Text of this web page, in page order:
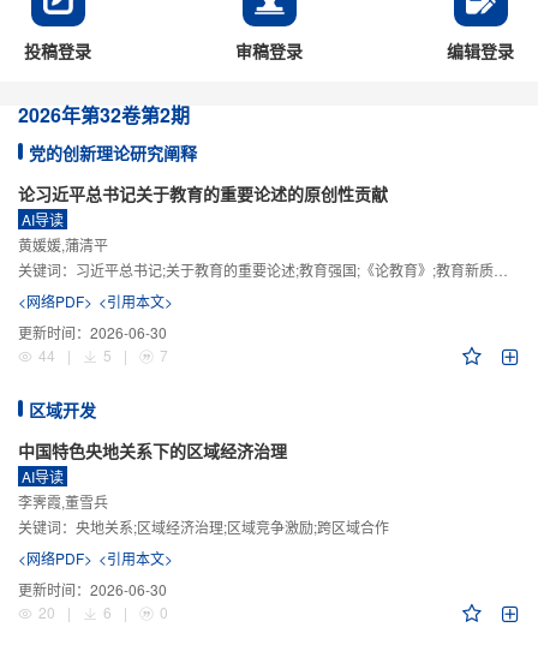
投稿登录 审稿登录 编辑登录
2026年第32卷第2期
党的创新理论研究阐释
论习近平总书记关于教育的重要论述的原创性贡献
AI导读
黄媛媛,蒲清平
关键词： 习近平总书记;关于教育的重要论述;教育强国;《论教育》;教育新质生产力;教育人工智能
<网络PDF> <引用本文>
更新时间： 2026-06-30
44
| 5 | 7
区域开发
中国特色央地关系下的区域经济治理
AI导读
李霁霞,董雪兵
关键词： 央地关系;区域经济治理;区域竞争激励;跨区域合作
<网络PDF> <引用本文>
更新时间： 2026-06-30
20
| 6 | 0